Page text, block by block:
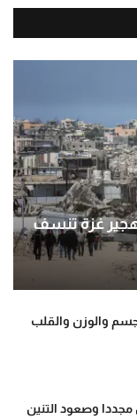
غزة تنسف
والوزن والقلب
مجددا وصعود التنين